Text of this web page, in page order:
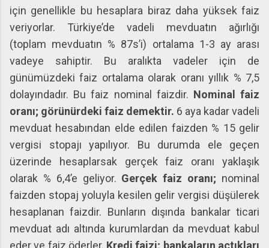
için genellikle bu hesaplara biraz daha yüksek faiz
veriyorlar. Türkiye’de vadeli mevduatın ağırlığı
(toplam mevduatın % 87s’i) ortalama 1-3 ay arası
vadeye sahiptir. Bu aralıkta vadeler için de
günümüzdeki faiz ortalama olarak oranı yıllık % 7,5
dolayındadır. Bu faiz nominal faizdir. Nominal faiz
oranı; görünürdeki faiz demektir. 6 aya kadar vadeli
mevduat hesabından elde edilen faizden % 15 gelir
vergisi stopajı yapılıyor. Bu durumda ele geçen
üzerinde hesaplarsak gerçek faiz oranı yaklaşık
olarak % 6,4’e geliyor. Gerçek faiz oranı; nominal
faizden stopaj yoluyla kesilen gelir vergisi düşülerek
hesaplanan faizdir. Bunların dışında bankalar ticari
mevduat adı altında kurumlardan da mevduat kabul
eder ve faiz öderler. Kredi faizi; bankaların açtıkları